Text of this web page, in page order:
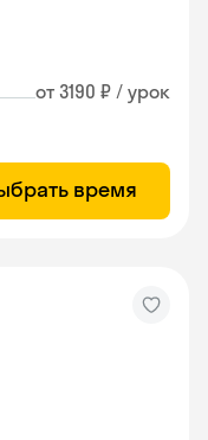
от 3190 ₽ / урок
время